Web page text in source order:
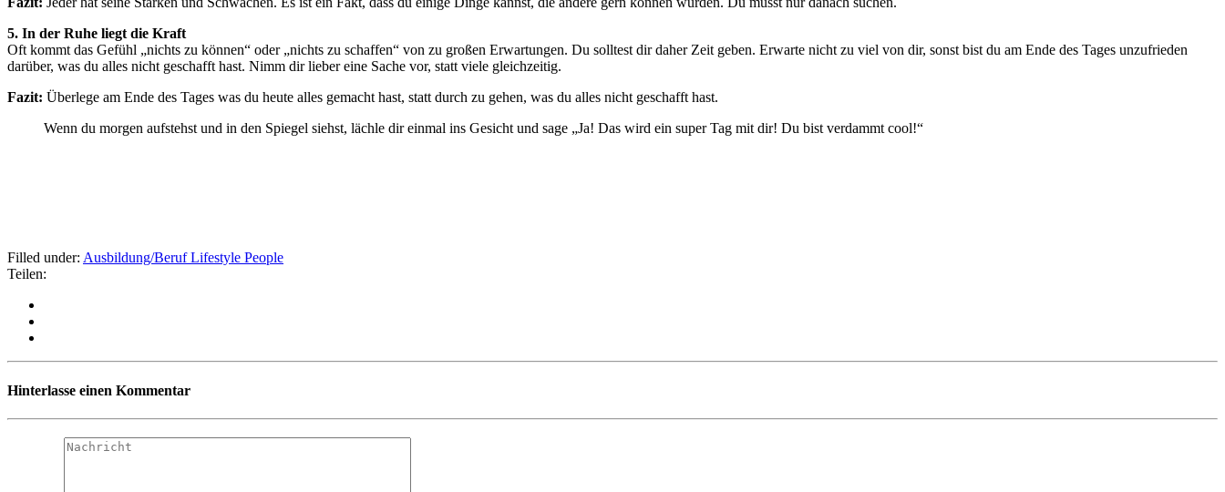
5. In der Ruhe liegt die Kraft
Oft kommt das Gefühl „nichts zu können“ oder „nichts zu schaffen“ von zu großen Erwartungen. Du solltest dir daher Zeit geben. Erwarte nicht zu viel von dir, sonst bist du am Ende des Tages unzufrieden
darüber, was du alles nicht geschafft hast. Nimm dir lieber eine Sache vor, statt viele gleichzeitig.
Fazit: Überlege am Ende des Tages was du heute alles gemacht hast, statt durch zu gehen, was du alles nicht geschafft hast.
Wenn du morgen aufstehst und in den Spiegel siehst, lächle dir einmal ins Gesicht und sage „Ja! Das wird ein super Tag mit dir! Du bist verdammt cool!“
Filled under: Ausbildung/BerufLifestyle People
Teilen:
Hinterlasse einen Kommentar